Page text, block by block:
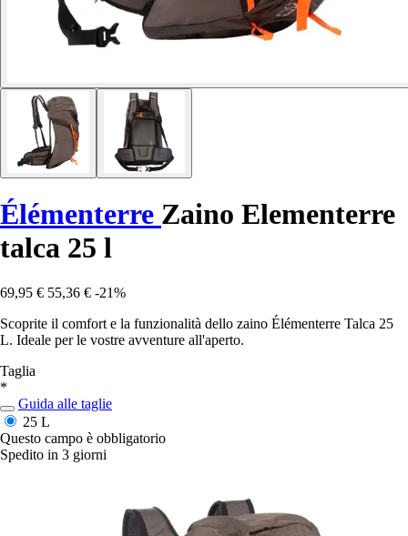
Élémenterre Zaino Elementerre
talca 25 l
69,95 € 55,36 € -21%
Scoprite il comfort e la funzionalità dello zaino Élémenterre Talca 25
L. Ideale per le vostre avventure all'aperto.
Taglia
*
Guida alle taglie
25 L
Questo campo è obbligatorio
Spedito in 3 giorni